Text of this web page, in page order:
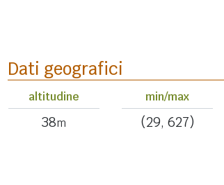
Dati geografici
altitudine
38m
min/max
(29, 627)